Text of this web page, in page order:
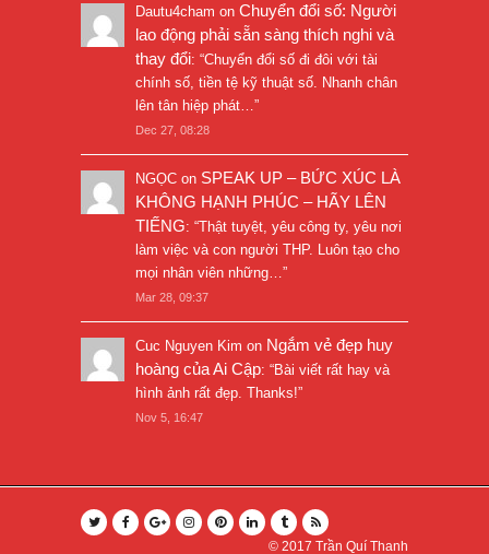
Dautu4cham on Chuyển đổi số: Người
lao động phải sẵn sàng thích nghi và
thay đổi: “Chuyển đổi số đi đôi với tài
chính số, tiền tệ kỹ thuật số. Nhanh chân
lên tân hiệp phát…”
Dec 27, 08:28
NGỌC on SPEAK UP – BỨC XÚC LÀ
KHÔNG HẠNH PHÚC – HÃY LÊN
TIẾNG: “Thật tuyệt, yêu công ty, yêu nơi
làm việc và con người THP. Luôn tạo cho
mọi nhân viên những…”
Mar 28, 09:37
Cuc Nguyen Kim on Ngắm vẻ đẹp huy
hoàng của Ai Cập: “Bài viết rất hay và
hình ảnh rất đẹp. Thanks!”
Nov 5, 16:47
© 2017 Trần Quí Thanh